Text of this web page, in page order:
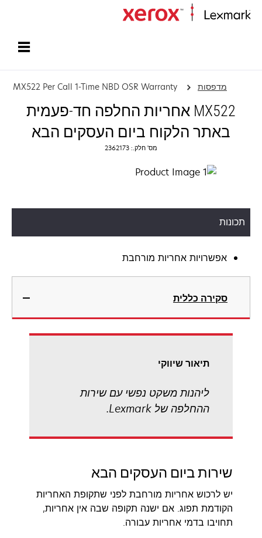
מדפסות MX522 Per Call 1-Time NBD OSR Warranty
‏‫MX522 אחריות החלפה חד-פעמית
באתר הלקוח ביום העסקים הבא‬
מס' חלק.: 2362173
תכונות
אפשרויות אחריות מורחבת
סקירה כללית
תיאור שיווקי
ליהנות משקט נפשי עם שירות
ההחלפה של Lexmark.
שירות ביום העסקים הבא
יש לרכוש אחריות מורחבת לפני שתקופת האחריות
הקודמת תפוג. אם ישנה תקופה שבה אין אחריות,
תחויבו בדמי אחריות עבורה.